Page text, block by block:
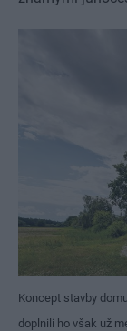
Koncept stavby
doplnili ho však už